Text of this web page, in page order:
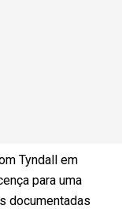
Tyndall em
para uma
documentadas